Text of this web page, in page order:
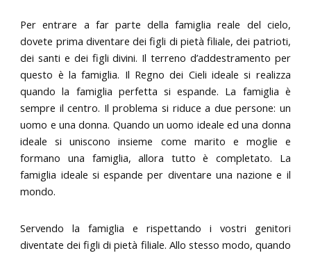
Per entrare a far parte della famiglia reale del cielo,
dovete prima diventare dei figli di pietà filiale, dei patrioti,
dei santi e dei figli divini. Il terreno d’addestramento per
questo è la famiglia. Il Regno dei Cieli ideale si realizza
quando la famiglia perfetta si espande. La famiglia è
sempre il centro. Il problema si riduce a due persone: un
uomo e una donna. Quando un uomo ideale ed una donna
ideale si uniscono insieme come marito e moglie e
formano una famiglia, allora tutto è completato. La
famiglia ideale si espande per diventare una nazione e il
mondo.
Servendo la famiglia e rispettando i vostri genitori
diventate dei figli di pietà filiale. Allo stesso modo, quando